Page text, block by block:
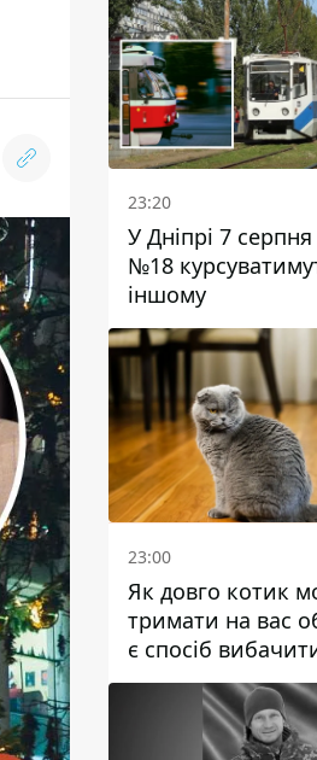
23:20
У Дніпрі 7
№18
іншому
23:00
Як довго котик
тримати на вас
є спосіб